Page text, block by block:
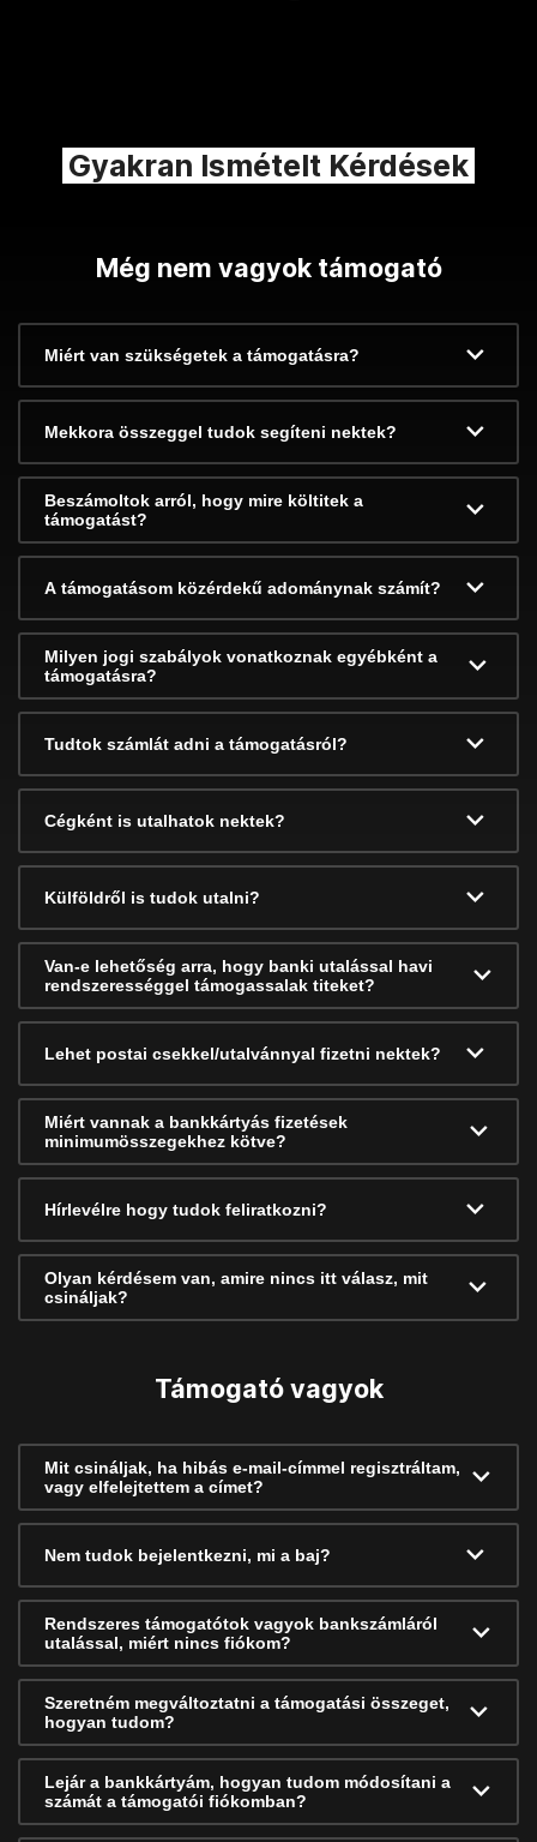
Gyakran Ismételt Kérdések
Még nem vagyok támogató
Miért van szükségetek a támogatásra?
Mekkora összeggel tudok segíteni nektek?
Beszámoltok arról, hogy mire költitek a
támogatást?
A támogatásom közérdekű adománynak számít?
Milyen jogi szabályok vonatkoznak egyébként a
támogatásra?
Tudtok számlát adni a támogatásról?
Cégként is utalhatok nektek?
Külföldről is tudok utalni?
Van-e lehetőség arra, hogy banki utalással havi
rendszerességgel támogassalak titeket?
Lehet postai csekkel/utalvánnyal fizetni nektek?
Miért vannak a bankkártyás fizetések
minimumösszegekhez kötve?
Hírlevélre hogy tudok feliratkozni?
Olyan kérdésem van, amire nincs itt válasz, mit
csináljak?
Támogató vagyok
Mit csináljak, ha hibás e-mail-címmel regisztráltam,
vagy elfelejtettem a címet?
Nem tudok bejelentkezni, mi a baj?
Rendszeres támogatótok vagyok bankszámláról
utalással, miért nincs fiókom?
Szeretném megváltoztatni a támogatási összeget,
hogyan tudom?
Lejár a bankkártyám, hogyan tudom módosítani a
számát a támogatói fiókomban?